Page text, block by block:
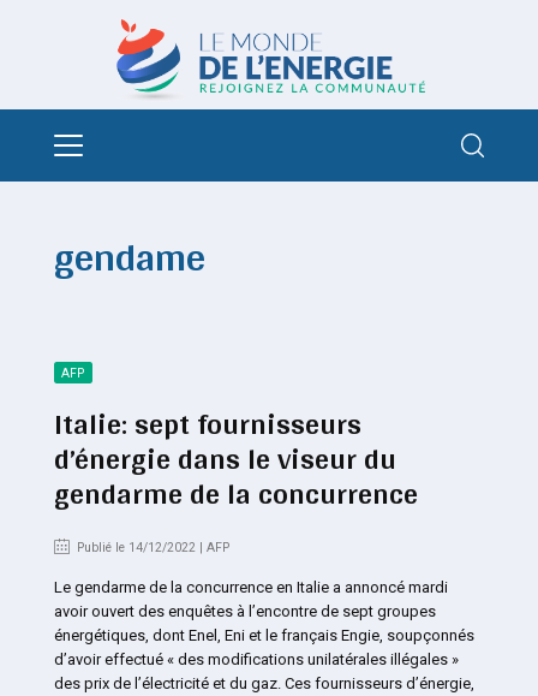
gendame
AFP
Italie: sept fournisseurs
d’énergie dans le viseur du
gendarme de la concurrence
Publié le 14/12/2022 | AFP
Le gendarme de la concurrence en Italie a annoncé mardi
avoir ouvert des enquêtes à l’encontre de sept groupes
énergétiques, dont Enel, Eni et le français Engie, soupçonnés
d’avoir effectué « des modifications unilatérales illégales »
des prix de l’électricité et du gaz. Ces fournisseurs d’énergie,